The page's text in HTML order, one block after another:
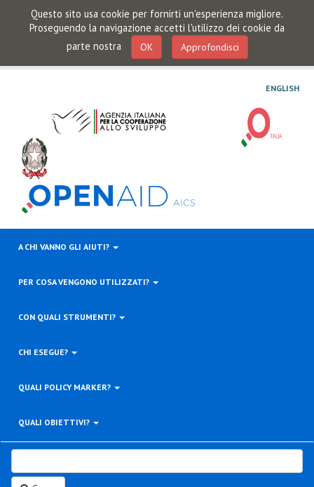
Questo sito usa cookie per fornirti un'esperienza migliore.
Proseguendo la navigazione accetti l'utilizzo dei cookie da
parte nostra
OK Approfondisci
ENGLISH
A CHI VANNO GLI AIUTI?
PER COSA VENGONO UTILIZZATI?
CON QUALI STRUMENTI?
CHI ESEGUE?
QUALI POLICY MARKER?
QUALI OBIETTIVI?